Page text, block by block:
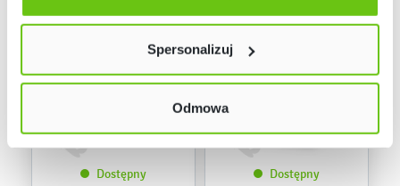
Twój wybór możesz zmienić przez kliknięcie przycisku w
Polityce prywatności
Spersonalizuj
Odmowa
Dostępny Dostępny